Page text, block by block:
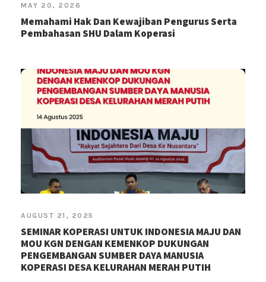
MAY 20, 2026
Memahami Hak Dan Kewajiban Pengurus Serta
Pembahasan SHU Dalam Koperasi
AUGUST 21, 2025
SEMINAR KOPERASI UNTUK INDONESIA MAJU DAN
MOU KGN DENGAN KEMENKOP DUKUNGAN
PENGEMBANGAN SUMBER DAYA MANUSIA
KOPERASI DESA KELURAHAN MERAH PUTIH